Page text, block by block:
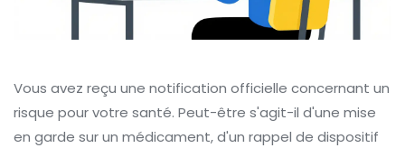
Vous avez reçu une notification officielle concernant un
risque pour votre santé. Peut-être s'agit-il d'une mise
en garde sur un médicament, d'un rappel de dispositif